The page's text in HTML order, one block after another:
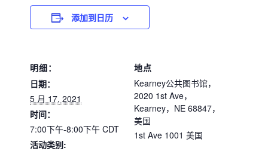
添加到日历
明细：
日期：
5 月 17, 2021
时间：
7:00下午-8:00下午 CDT
活动类别:
地点
Kearney公共图书馆，
2020 1st Ave，
Kearney，NE 68847，
美国
1st Ave 1001 美国